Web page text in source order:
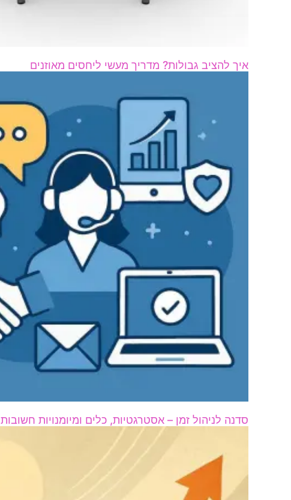
איך להציב גבולות? מדריך מעשי ליחסים מאוזנים
סדנה לניהול זמן – אסטרגטיות, כלים ומיומנויות חשובות